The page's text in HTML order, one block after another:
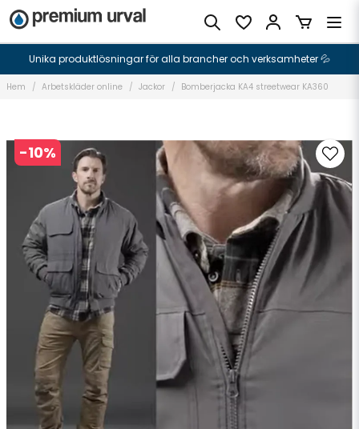
Unika produktlösningar för alla brancher och verksamheter 💦
Hem Arbetskläder online Jackor Bomberjacka KA4 streetwear KA360
-10%